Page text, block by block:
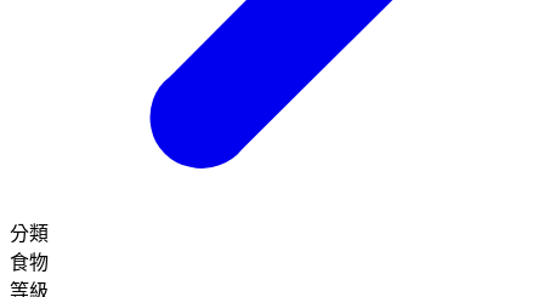
分類
食物
等級